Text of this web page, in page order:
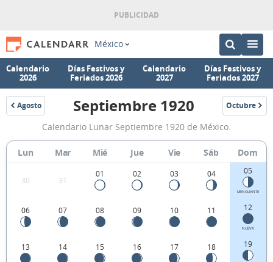
México
Calendario
2026
Días Festivos y
Feriados 2026
Calendario
2027
Días Festivos y
Feriados 2027
Agosto
1920
Calendario
Lunar
Septiembre
1920
de
México.
Septiembre 1920 Octubre
1920
Calendario Lunar Septiembre 1920 de México.
Lun Mar Mié Jue Vie Sáb Dom
30 31
01 02 03 04 05
MENGUANTE
06 07 08 09 10 11 12
NUEVA
13 14 15 16 17 18 19